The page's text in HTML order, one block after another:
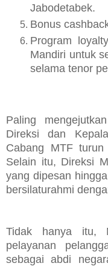
Jabodetabek.
Bonus
Program
Mandiri untuk
selama tenor
Paling
Direksi dan
Cabang MTF turun
Selain itu, Direksi
yang dipesan
bersilaturahmi
Tidak hanya itu,
pelayanan
sebagai abdi